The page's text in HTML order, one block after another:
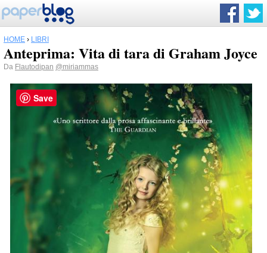
HOME › LIBRI
Anteprima: Vita di tara di Graham Joyce
Da Flautodipan @miriammas
Save